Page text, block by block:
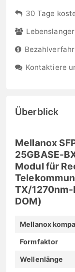
30 Tage
Kontaktiere
Überblick
Mellanox
25GBASE-
Modul für
TX/1270nm-
DOM)
Mellanox
Formfaktor
Wellenlänge